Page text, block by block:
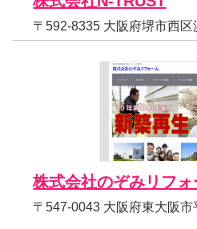
〒592-8335 大阪府堺市西
株式会社のぞみリフォ
〒547-0043 大阪府東大阪